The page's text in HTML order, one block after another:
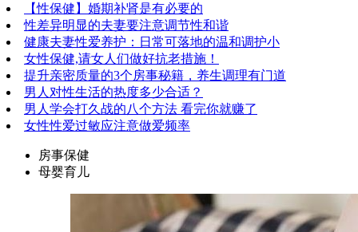
【性保健】婚期补肾是有必要的
性差异明显的夫妻要注意调节性和谐
健康夫妻性爱养护：日常可落地的温和调护小
女性保健,请女人们做好抗老措施！
提升亲密质量的3个房事秘籍，养生调理有门道
男人对性生活的热度多少合适？
男人学会打久战的八个方法 看完你就赚了
女性性爱过敏应注意做爱频率
房事保健
母婴育儿